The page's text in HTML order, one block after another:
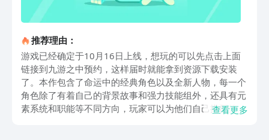
推荐理由：
游戏已经确定于10月16日上线，想玩的可以先点击上面
链接到九游之中预约，这样届时就能拿到资源下载安装
了。本作包含了命运中的经典角色以及全新人物，每一个
角色除了有着自己的背景故事和强力技能组外，还具有元
素系统和职能等不同方向，玩家可以为他们自己搭配技能
查看更多